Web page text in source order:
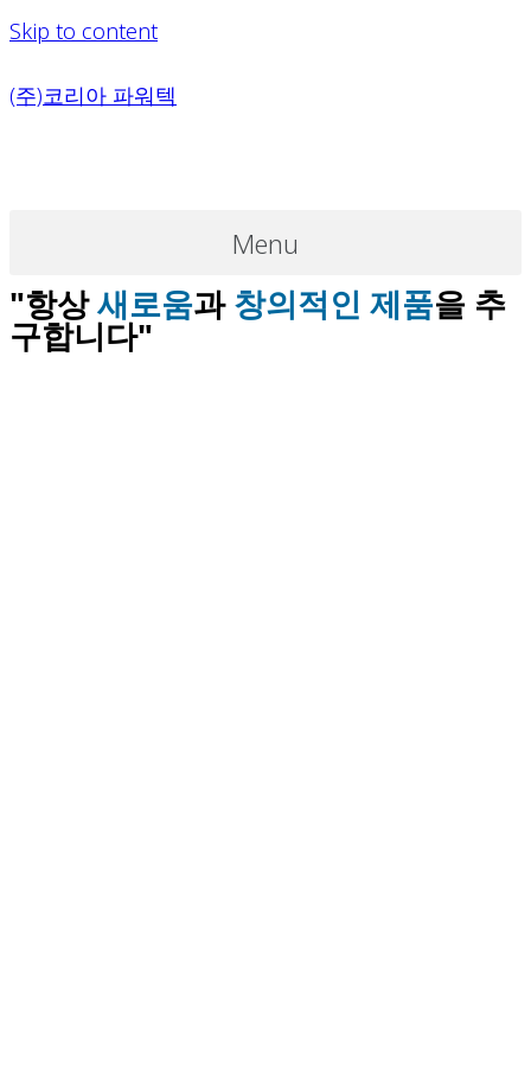
Skip to content
(주)코리아 파워텍
Menu
"항상새로움과창의적인 제품을 추
구합니다"